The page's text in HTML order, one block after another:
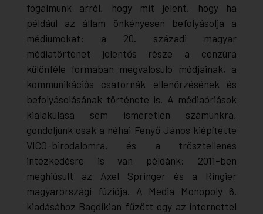
fogalmunk arról, hogy mit jelent, hogy ha
például az állam önkényesen befolyásolja a
médiumokat: a 20. századi magyar
médiatörténet jelentős része a cenzúra
különféle formában megvalósuló módjainak, a
kommunikációs csatornák ellenőrzésének és
befolyásolásának története is. A médiaóriások
kialakulása sem ismeretlen számunkra,
gondoljunk csak a néhai Fenyő János kiépítette
VICO-birodalomra, és a trösztellenes
intézkedésre is van példánk: 2011-ben
meghiúsult az Axel Springer és a Ringier
magyarországi fúziója. A Media Monopoly 6.
kiadásához Bagdikian fűzött egy az internettel